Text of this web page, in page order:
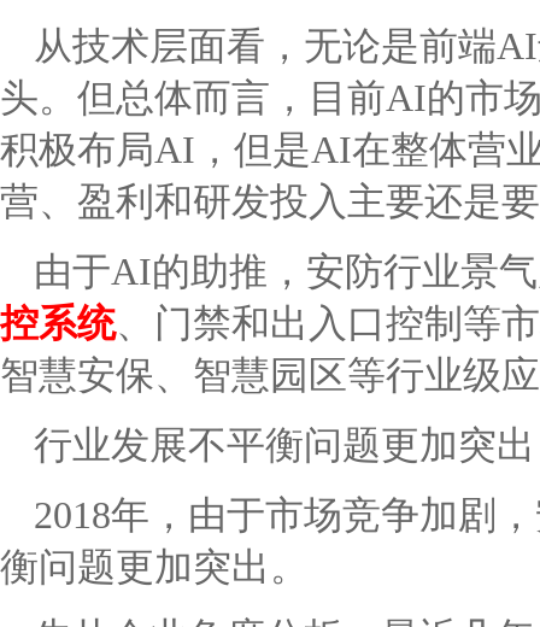
从技术层面看，无论是前端
头。但总体而言，目前AI的市
积极布局AI，但是AI在整体营
营、盈利和研发投入主要还是
由于AI的助推，安防行业景
控系统、门禁和出入口控制等
智慧安保、智慧园区等行业级
行业发展不平衡问题更加突出
2018年，由于市场竞争加剧
衡问题更加突出。